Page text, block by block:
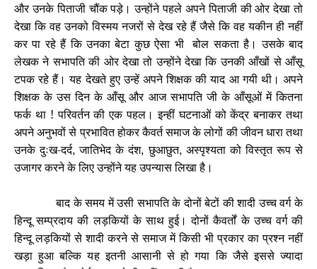
और उनके पिताजी चौंक पड़े। उन्होंने पहले अपने पिताजी की ओर देखा तो
देखा कि वह उनको विस्मय नजरों से देख रहे हैं जैसे कि वह यकीन ही नहीं
कर पा रहे हैं कि उनका बेटा कुछ ऐसा भी बोल सकता है। उसके बाद
लेखक ने सभापति की ओर देखा तो उन्होंने देखा कि उनकी आँखों से आँसू
टपक रहे हैं। यह देखते हुए उन्हें अपने शिक्षक की याद आ गयी थी। अपने
शिक्षक के उस दिन के आँसू और आज सभापति जी के आँसूओं में कितना
फर्क था ! परिवर्तन की एक पहल। इन्हीं घटनाओं को केंद्र बनाकर तथा
अपने अनुभवों से प्रभावित होकर कैवर्त समाज के लोगों की जीवन धारा तथा
उनके दुःख-दर्द,जातिभेद के दंश,छुआछुत, अस्पृश्यता को विस्तृत रूप से
उजागर करने के लिए उन्होंने यह उपन्यास लिखा है।
बाद के समय में उसी सभापति के दोनों बेटों की शादी उच्च वर्ग के
हिन्दू सम्प्रदाय की लड़कियों के साथ हुई। दोनों कैवर्तों के उच्च वर्ग की
हिन्दू लड़कियों से शादी करने से समाज में किसी भी प्रकार का प्रश्न नहीं
खड़ा हुआ बल्कि यह इतनी आसानी से हो गया कि जैसे इससे ज्यादा